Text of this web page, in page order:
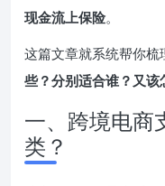
现金流上保险。
这篇文章就系统帮你
些？分别适合谁？又该
一、跨境电商
类？